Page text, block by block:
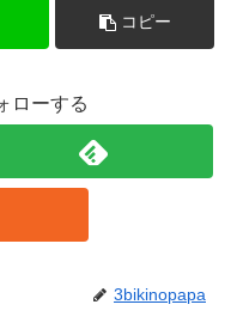
コピー
ローする
3bikinopapa